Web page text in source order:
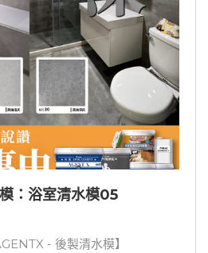
：浴室清水模05
- 後製清水模】